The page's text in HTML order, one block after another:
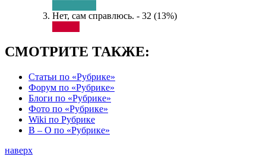
Нет, сам справлюсь. - 32 (13%)
СМОТРИТЕ ТАКЖЕ:
Статьи по «Рубрике»
Форум по «Рубрике»
Блоги по «Рубрике»
Фото по «Рубрике»
Wiki по Рубрике
В – О по «Рубрике»
наверх